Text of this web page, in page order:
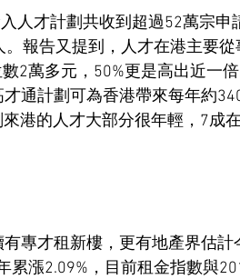
人才計劃共收到超過52萬宗申
報告又提到，人才在港主要
2萬多元，50%更是高出近一
通計劃可為香港帶來每年約
港的人才大部分很年輕，7成
專才租新樓，更有地產界估計
漲2.09%，目前租金指數與